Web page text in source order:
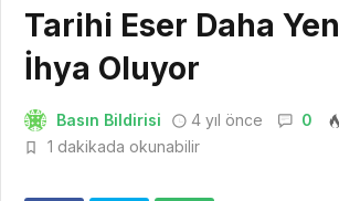
Tarihi Eser Daha
İhya Oluyor
Basın Bildirisi 4 yıl önce 0
1 dakikada okunabilir